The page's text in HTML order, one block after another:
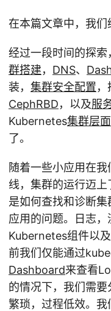
在本篇文章中，我们
经过一段时间的探索
群搭建， DNS、
装， 集群安全配置，
CephRBD，以及服
Kubernetes集群层
了。
随着一些小应用在
线，集群的运行迈
是如何查找和诊断
应用的问题。日志
Kubernetes组件以
前我们仅能通过
Dashboard来查看
的情况下，我们需
繁琐，过程低效。